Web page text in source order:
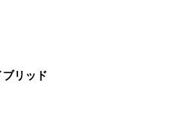
ブリッド